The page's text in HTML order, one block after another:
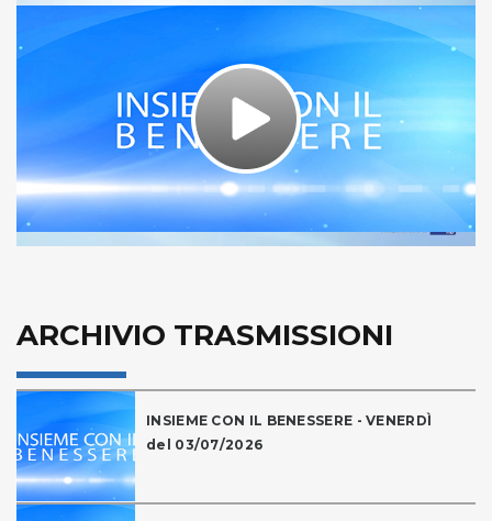
Play
Video
ARCHIVIO TRASMISSIONI
INSIEME CON IL BENESSERE - VENERDÌ
del 03/07/2026